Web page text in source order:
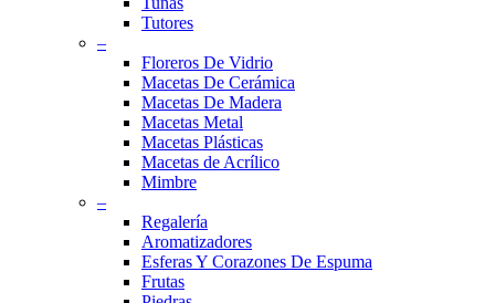
Tutores
–
Floreros De Vidrio
Macetas De Cerámica
Macetas De Madera
Macetas Metal
Macetas Plásticas
Macetas de Acrílico
Mimbre
–
Regalería
Aromatizadores
Esferas Y Corazones De Espuma
Frutas